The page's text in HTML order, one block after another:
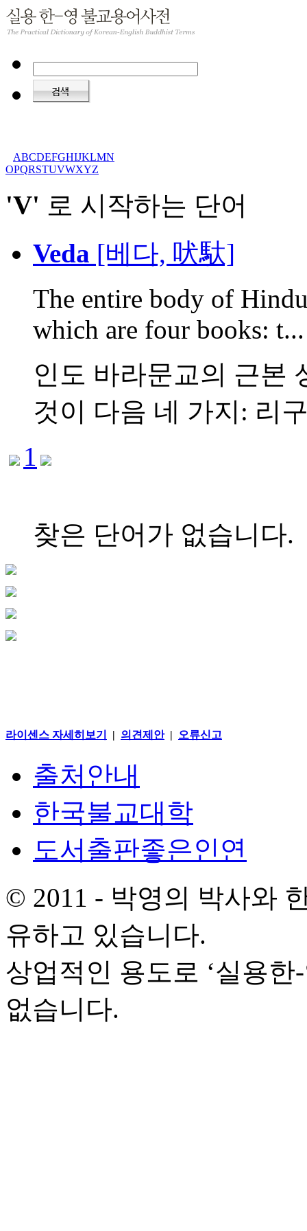
ABCDEFGHIJKLMN
OPQRSTUVWXYZ
'V' 로 시작하는 단어
Veda [베다, 吠馱]
The entire body of
which are four books: t...
인도 바라문교의 근본
것이 다음 네 가지: 리
1
찾은 단어가 없습니다.
라이센스 자세히보기 | 의견제안| 오류신고
출처안내
한국불교대학
도서출판좋은인연
© 2011 - 박영의 박사와
유하고 있습니다.
상업적인 용도로 ‘실용
없습니다.